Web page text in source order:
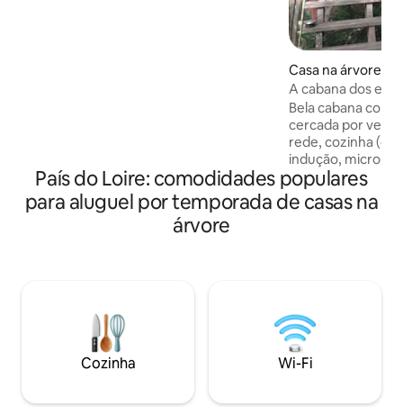
Casa na árvore ⋅
A cabana dos
Bela cabana com
cercada por
rede, cozinha
indução, micro-
ventilador.
pratos
tranquilo no meio
menores de 5
responsabilidade
País do Loire: comodidades populares
para aluguel por temporada de casas na
árvore
Cozinha Wi-Fi